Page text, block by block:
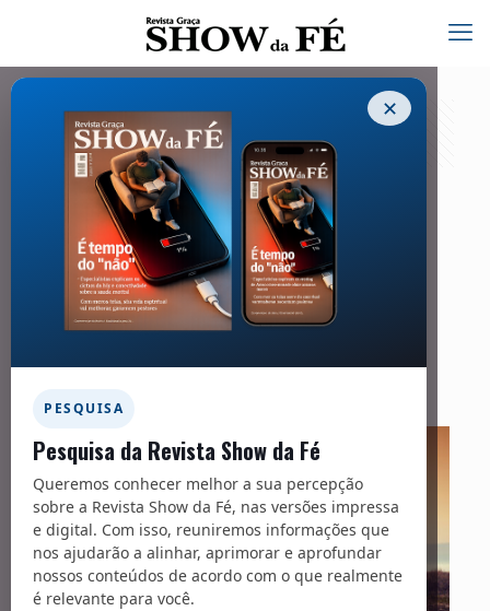
✕
PESQUISA
Pesquisa da Revista Show da Fé
Queremos conhecer melhor a sua percepção
sobre a Revista Show da Fé, nas versões impressa
e digital. Com isso, reuniremos informações que
nos ajudarão a alinhar, aprimorar e aprofundar
nossos conteúdos de acordo com o que realmente
é relevante para você.
FIRME NO CAMINHO
23/01/2026
COMPARTILHE